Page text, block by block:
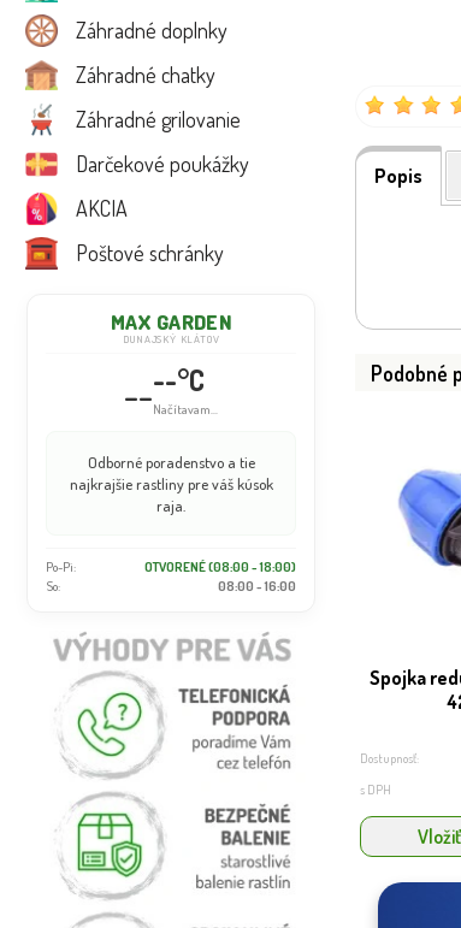
Záhradné doplnky
Záhradné chatky
Záhradné grilovanie
Darčekové poukážky
AKCIA
Poštové schránky
MAX GARDEN
DUNAJSKÝ KLÁTOV
----°C
Načítavam...
Odborné poradenstvo a tie
najkrajšie rastliny pre váš kúsok
raja.
Po-Pi:
OTVORENÉ (08:00 - 18:00)
So:
08:00 - 16:00
Popis
Podobné
Spojka
Dostupnosť:
s DPH